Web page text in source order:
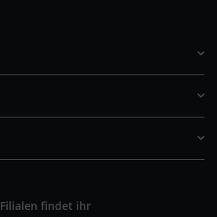
findet ihr